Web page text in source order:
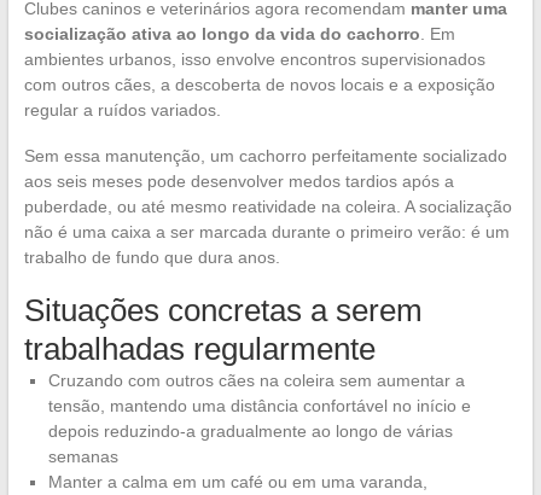
Clubes caninos e veterinários agora recomendam manter uma
socialização ativa ao longo da vida do cachorro . Em
ambientes urbanos, isso envolve encontros supervisionados
com outros cães, a descoberta de novos locais e a exposição
regular a ruídos variados.
Sem essa manutenção, um cachorro perfeitamente socializado
aos seis meses pode desenvolver medos tardios após a
puberdade, ou até mesmo reatividade na coleira. A socialização
não é uma caixa a ser marcada durante o primeiro verão: é um
trabalho de fundo que dura anos.
Situações concretas a serem
trabalhadas regularmente
Cruzando com outros cães na coleira sem aumentar a
tensão, mantendo uma distância confortável no início e
depois reduzindo-a gradualmente ao longo de várias
semanas
Manter a calma em um café ou em uma varanda,